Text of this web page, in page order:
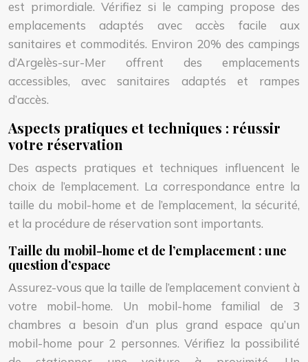
est primordiale. Vérifiez si le camping propose des
emplacements adaptés avec accès facile aux
sanitaires et commodités. Environ 20% des campings
d’Argelès-sur-Mer offrent des emplacements
accessibles, avec sanitaires adaptés et rampes
d’accès.
Aspects pratiques et techniques : réussir
votre réservation
Des aspects pratiques et techniques influencent le
choix de l’emplacement. La correspondance entre la
taille du mobil-home et de l’emplacement, la sécurité,
et la procédure de réservation sont importants.
Taille du mobil-home et de l’emplacement : une
question d’espace
Assurez-vous que la taille de l’emplacement convient à
votre mobil-home. Un mobil-home familial de 3
chambres a besoin d’un plus grand espace qu’un
mobil-home pour 2 personnes. Vérifiez la possibilité